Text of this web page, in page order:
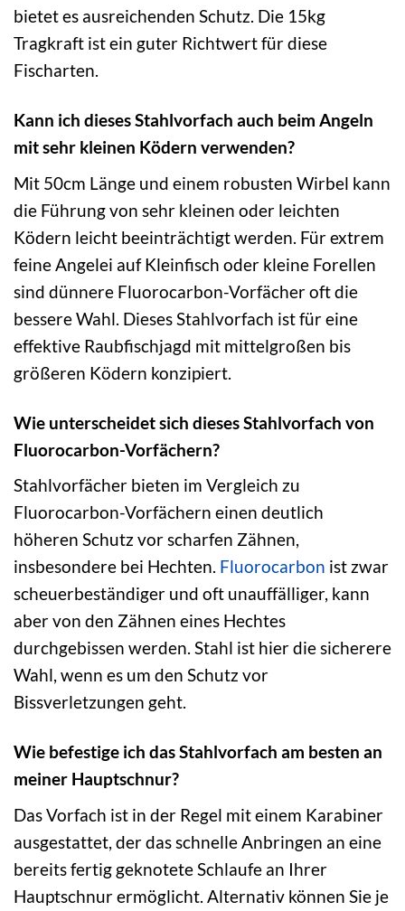
bietet es ausreichenden Schutz. Die 15kg
Tragkraft ist ein guter Richtwert für diese
Fischarten.
Kann ich dieses Stahlvorfach auch beim Angeln
mit sehr kleinen Ködern verwenden?
Mit 50cm Länge und einem robusten Wirbel kann
die Führung von sehr kleinen oder leichten
Ködern leicht beeinträchtigt werden. Für extrem
feine Angelei auf Kleinfisch oder kleine Forellen
sind dünnere Fluorocarbon-Vorfächer oft die
bessere Wahl. Dieses Stahlvorfach ist für eine
effektive Raubfischjagd mit mittelgroßen bis
größeren Ködern konzipiert.
Wie unterscheidet sich dieses Stahlvorfach von
Fluorocarbon-Vorfächern?
Stahlvorfächer bieten im Vergleich zu
Fluorocarbon-Vorfächern einen deutlich
höheren Schutz vor scharfen Zähnen,
insbesondere bei Hechten. Fluorocarbon ist zwar
scheuerbeständiger und oft unauffälliger, kann
aber von den Zähnen eines Hechtes
durchgebissen werden. Stahl ist hier die sicherere
Wahl, wenn es um den Schutz vor
Bissverletzungen geht.
Wie befestige ich das Stahlvorfach am besten an
meiner Hauptschnur?
Das Vorfach ist in der Regel mit einem Karabiner
ausgestattet, der das schnelle Anbringen an eine
bereits fertig geknotete Schlaufe an Ihrer
Hauptschnur ermöglicht. Alternativ können Sie je